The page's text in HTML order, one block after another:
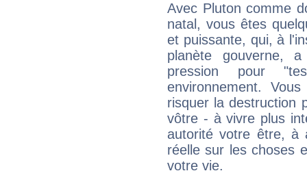
Avec Pluton comme
natal, vous êtes
et puissante, qui, à
planète gouverne,
pression pour
environnement.
risquer la destruction
vôtre - à vivre plus
autorité votre être, à
réelle sur les choses
votre vie.